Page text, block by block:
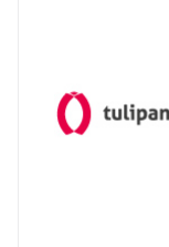
标志网WAP版已上线，